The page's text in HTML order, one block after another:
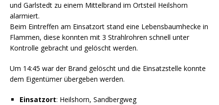
und Garlstedt zu einem Mittelbrand im Ortsteil Heilshorn
alarmiert.
Beim Eintreffen am Einsatzort stand eine Lebensbaumhecke in
Flammen, diese konnten mit 3 Strahlrohren schnell unter
Kontrolle gebracht und gelöscht werden.
Um 14:45 war der Brand gelöscht und die Einsatzstelle konnte
dem Eigentümer übergeben werden.
Einsatzort: Heilshorn, Sandbergweg